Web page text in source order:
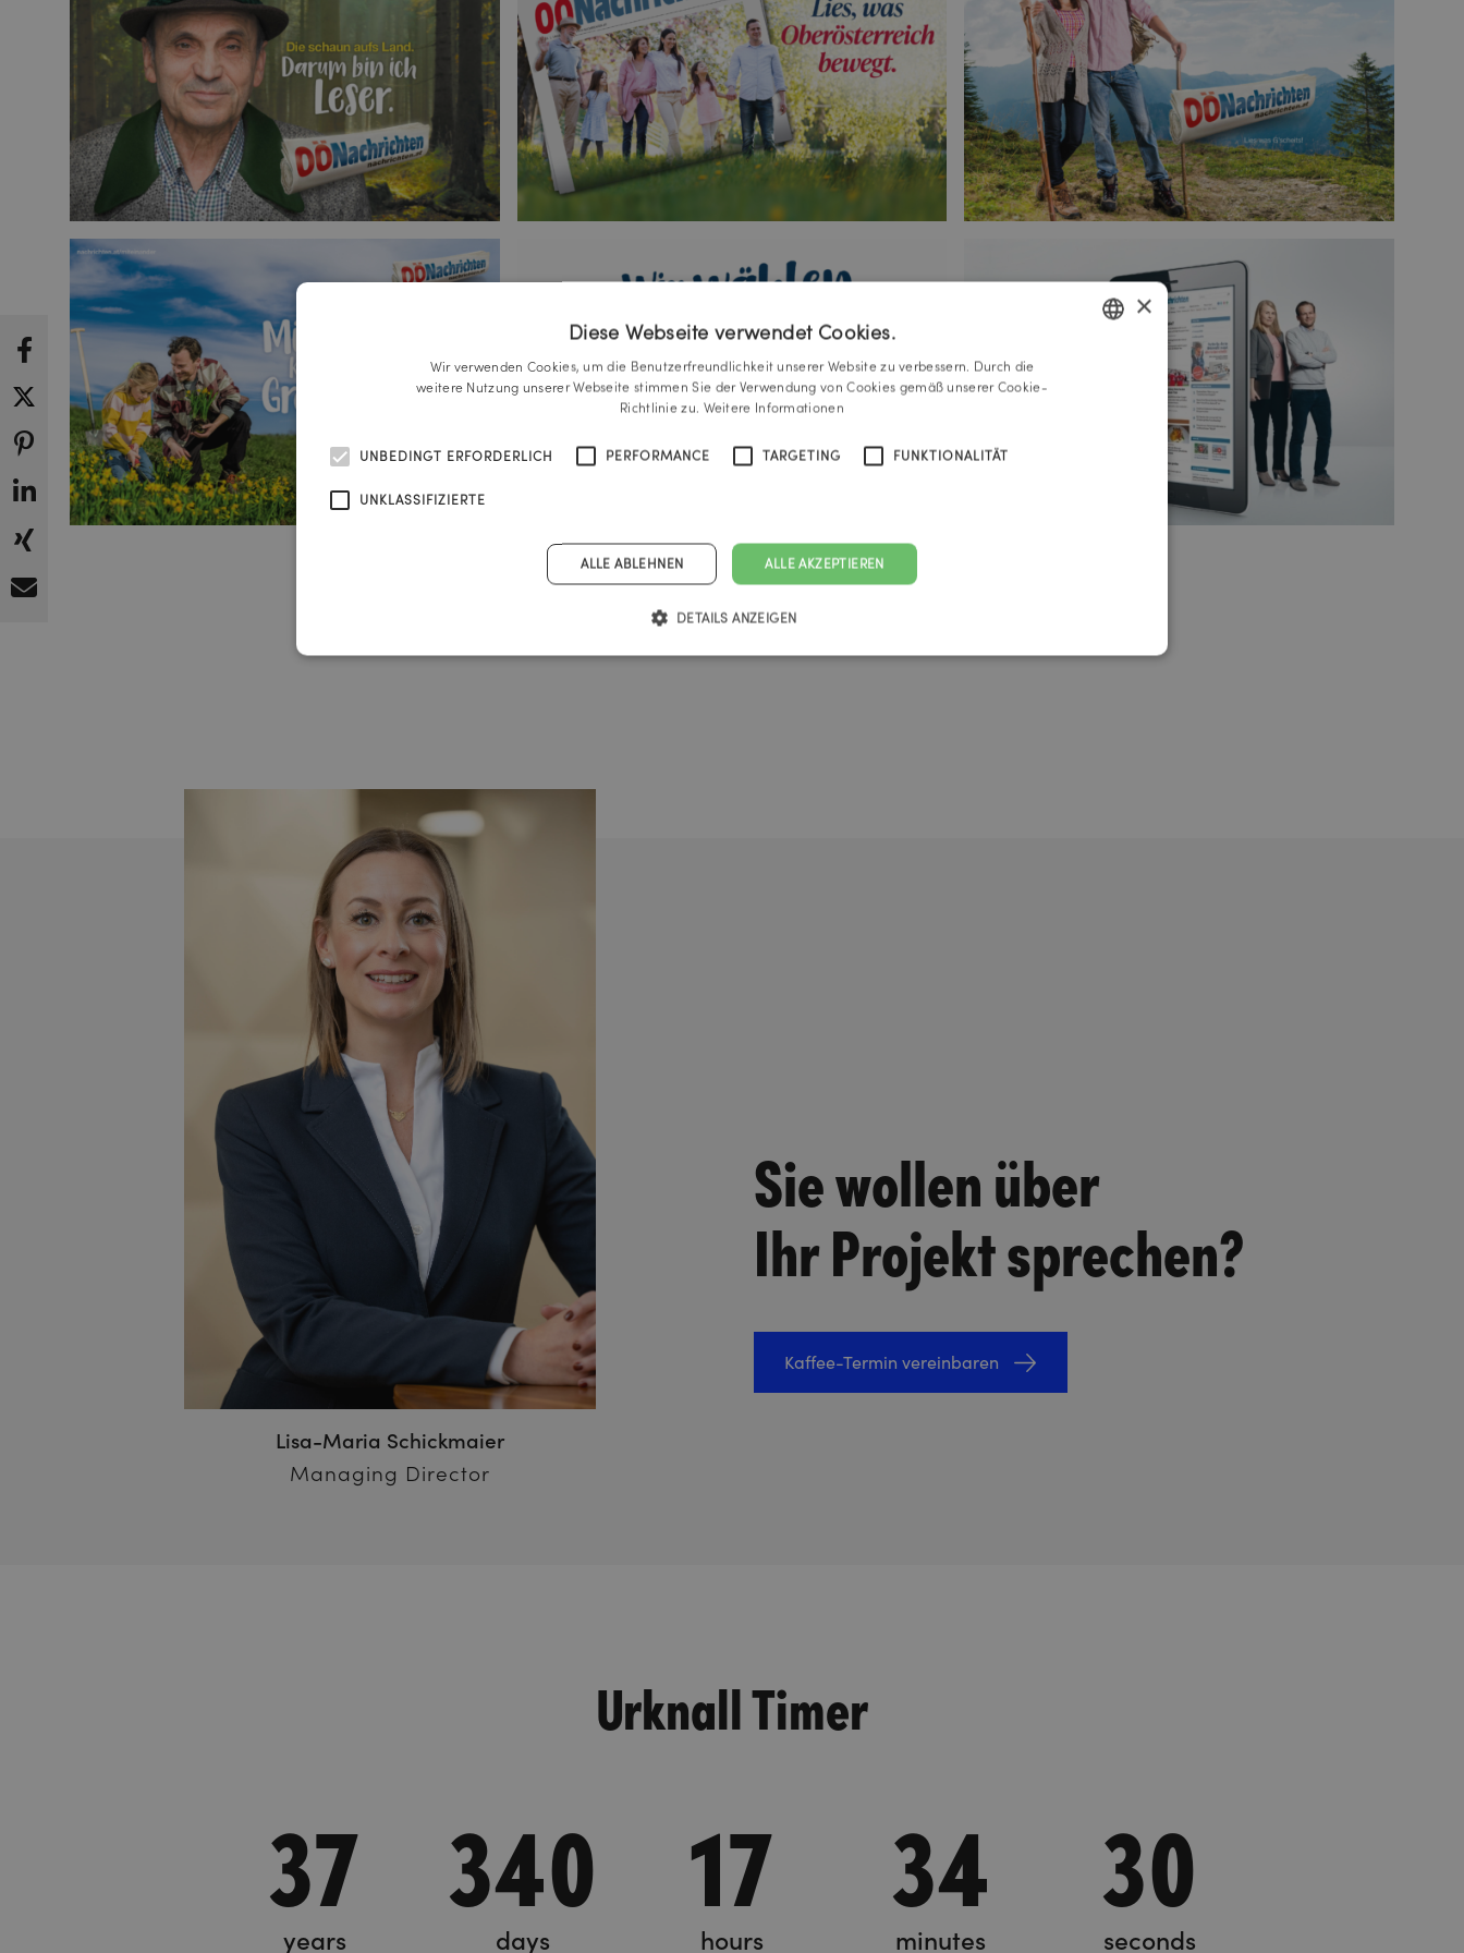
Sie wollen über
Ihr Projekt sprechen?
Kaffee-Termin vereinbaren
Lisa-Maria Schickmaier
Managing Director
Urknall Timer
37
years
340
days
17
hours
34
minutes
31
seconds
×
Diese Webseite verwendet Cookies.
Wir verwenden Cookies, um die Benutzerfreundlichkeit unserer Website zu verbessern. Durch die
weitere Nutzung unserer Webseite stimmen Sie der Verwendung von Cookies gemäß unserer Cookie-
Richtlinie zu. Weitere Informationen
UNBEDINGT ERFORDERLICH PERFORMANCE TARGETING FUNKTIONALITÄT
UNKLASSIFIZIERTE
ALLE AKZEPTIEREN
ALLE ABLEHNEN
DETAILS ANZEIGEN